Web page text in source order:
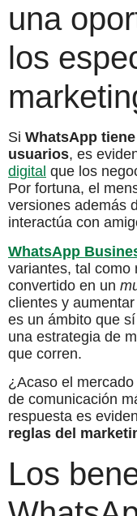
una
los
Si WhatsApp
usuarios, es
digital que los
Por fortuna, el
versiones además
interactúa con
WhatsApp
variantes, tal como
convertido en un
clientes y
es un ámbito que
una estrategia de
que corren.
¿Acaso el
de comunicación
respuesta es
reglas del
Los